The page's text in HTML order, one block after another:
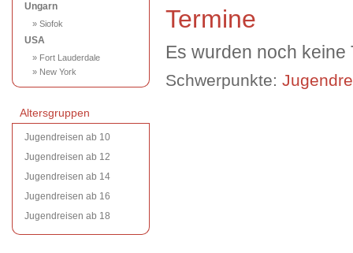
Ungarn
» Siofok
USA
» Fort Lauderdale
» New York
Altersgruppen
Jugendreisen ab 10
Jugendreisen ab 12
Jugendreisen ab 14
Jugendreisen ab 16
Jugendreisen ab 18
Termine
Es wurden noch keine
Schwerpunkte: